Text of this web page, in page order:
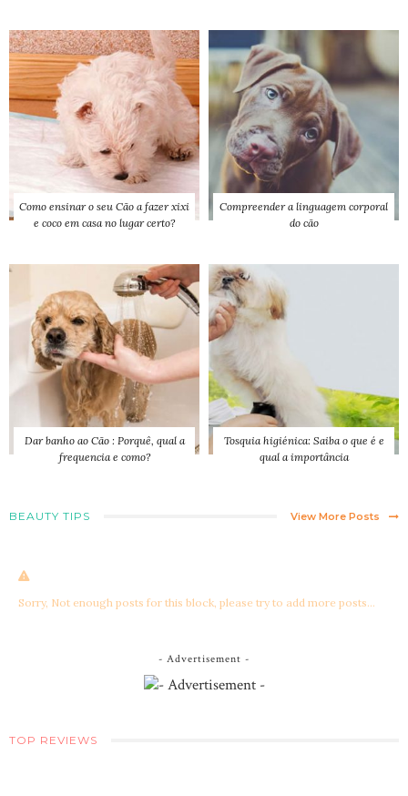
Como ensinar o seu Cão a fazer xixi
e coco em casa no lugar certo?
Compreender a linguagem corporal
do cão
Dar banho ao Cão : Porquê, qual a
frequencia e como?
Tosquia higiénica: Saiba o que é e
qual a importância
BEAUTY TIPS View More Posts
Sorry, Not enough posts for this block, please try to add more posts...
- Advertisement -
TOP REVIEWS